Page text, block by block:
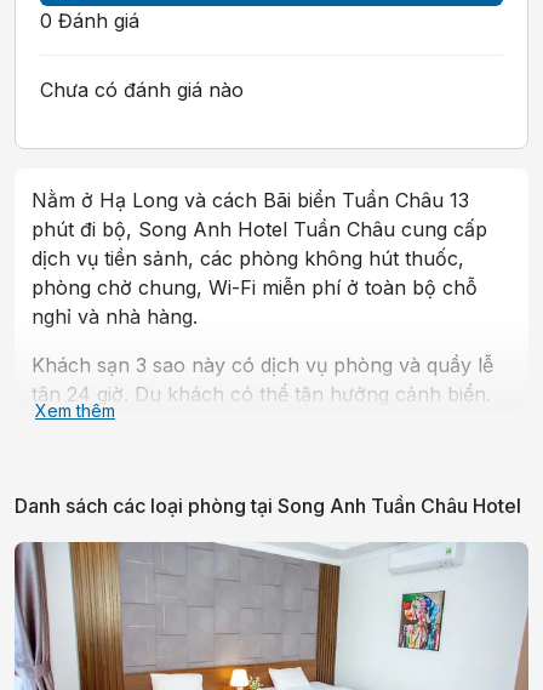
0 Đánh giá
Chưa có đánh giá nào
Nằm ở Hạ Long và cách Bãi biển Tuần Châu 13
phút đi bộ, Song Anh Hotel Tuần Châu cung cấp
dịch vụ tiền sảnh, các phòng không hút thuốc,
phòng chờ chung, Wi-Fi miễn phí ở toàn bộ chỗ
nghỉ và nhà hàng.
Khách sạn 3 sao này có dịch vụ phòng và quầy lễ
tân 24 giờ. Du khách có thể tận hưởng cảnh biển.
Các căn đi kèm điều hòa, TV màn hình phẳng có
và bàn làm việc.
Ngoài phòng tắm riêng, vòi sen và máy sấy tóc, các
phòng tại khách sạn đều có view thành phố. Tại
Song Anh Hotel Tuần Châu, tất cả các phòng có
ga trải giường và khăn tắm.
Xem thêm
Danh sách các loại phòng tại Song Anh Tuần Châu Hotel